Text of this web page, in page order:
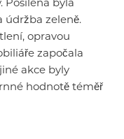
údržba zeleně.
opravou
započala
akce byly
hodnotě téměř